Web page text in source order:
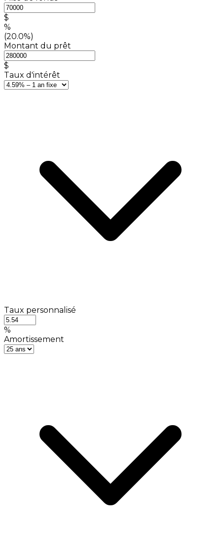
$
%
(20.0%)
Montant du prêt
$
Taux d'intérêt
Taux personnalisé
%
Amortissement